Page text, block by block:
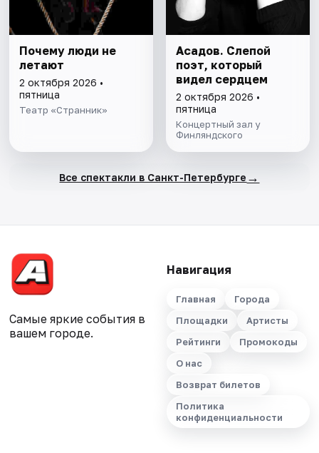
Почему люди не
летают
2 октября 2026 •
пятница
Театр «Странник»
Асадов. Слепой
поэт, который
видел сердцем
2 октября 2026 •
пятница
Концертный зал у
Финляндского
Все спектакли в Санкт-Петербурге →
Самые яркие события в
вашем городе.
Навигация
Главная
Города
Площадки
Артисты
Рейтинги
Промокоды
О нас
Возврат билетов
Политика
конфиденциальности